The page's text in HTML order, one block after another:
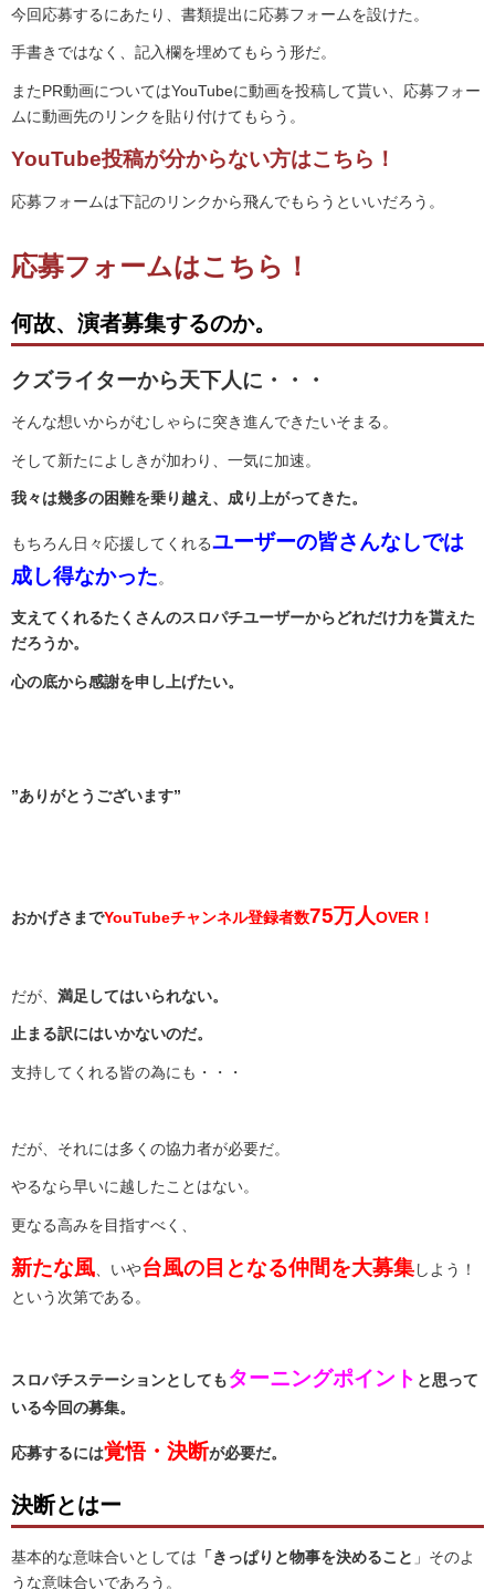
今回応募するにあたり、書類提出に応募フォームを設けた。
手書きではなく、記入欄を埋めてもらう形だ。
またPR動画についてはYouTubeに動画を投稿して貰い、応募フォー
ムに動画先のリンクを貼り付けてもらう。
YouTube投稿が分からない方はこちら！
応募フォームは下記のリンクから飛んでもらうといいだろう。
応募フォームはこちら！
何故、演者募集するのか。
クズライターから天下人に・・・
そんな想いからがむしゃらに突き進んできたいそまる。
そして新たによしきが加わり、一気に加速。
我々は幾多の困難を乗り越え、成り上がってきた。
もちろん日々応援してくれるユーザーの皆さんなしでは
成し得なかった。
支えてくれるたくさんのスロパチユーザーからどれだけ力を貰えた
だろうか。
心の底から感謝を申し上げたい。
”ありがとうございます”
おかげさまでYouTubeチャンネル登録者数75万人OVER！
だが、 満足してはいられない。
止まる訳にはいかないのだ。
支持してくれる皆の為にも・・・
だが、それには多くの協力者が必要だ。
やるなら早いに越したことはない。
更なる高みを目指すべく、
新たな風 、いや台風の目となる仲間を大募集しよう！
という次第である。
スロパチステーションとしてもターニングポイント と思って
いる今回の募集。
応募するには覚悟・決断が必要だ。
決断とはー
基本的な意味合いとしては 「きっぱりと物事を決めること 」そのよ
うな意味合いであろう。